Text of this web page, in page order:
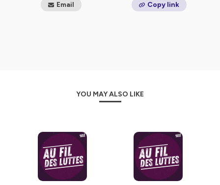
Email Copy link
YOU MAY ALSO LIKE